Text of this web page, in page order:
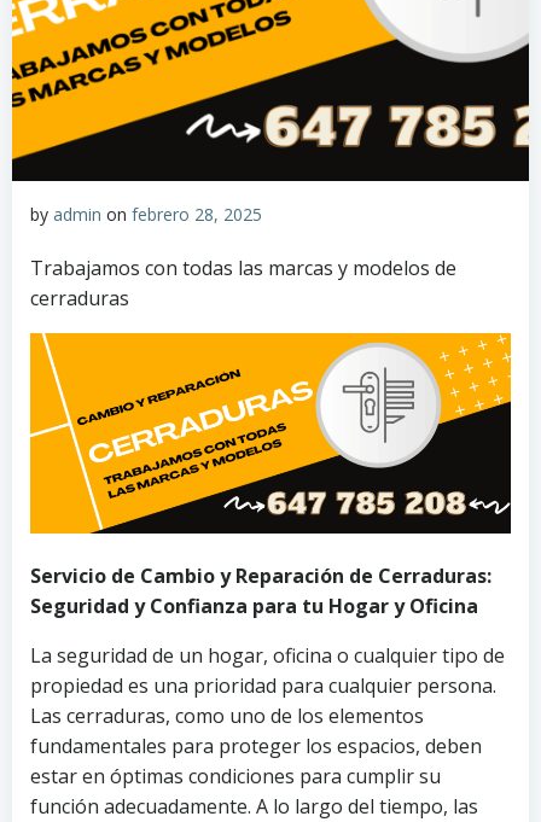
by admin on febrero 28, 2025
Trabajamos con todas las marcas y modelos de
cerraduras
Servicio de Cambio y Reparación de Cerraduras:
Seguridad y Confianza para tu Hogar y Oficina
La seguridad de un hogar, oficina o cualquier tipo de
propiedad es una prioridad para cualquier persona.
Las cerraduras, como uno de los elementos
fundamentales para proteger los espacios, deben
estar en óptimas condiciones para cumplir su
función adecuadamente. A lo largo del tiempo, las